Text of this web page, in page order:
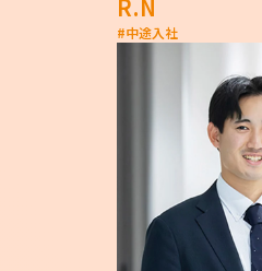
R.N
#中途入社